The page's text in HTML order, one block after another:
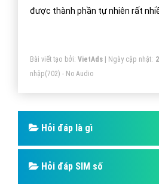
được thành phần tự nhiên rất
Bài viết tạo bởi: VietAds| Ngày cập nhật:
nhập(702) - No Audio
Hỏi đáp là gì
Hỏi đáp SIM số